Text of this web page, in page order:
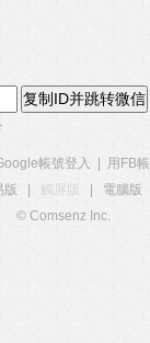
复制ID并跳转微信
帳號登入 用FB
版
觸屏版 電腦版
© Comsenz Inc.